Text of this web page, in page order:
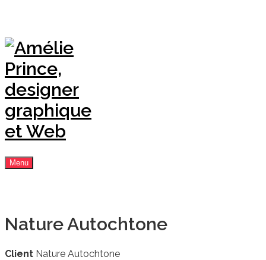
Menu
Nature Autochtone
Client Nature Autochtone